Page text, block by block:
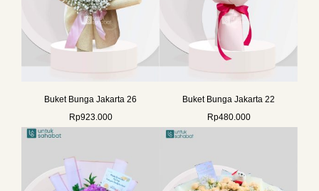
Buket Bunga Jakarta 26
Rp923.000
Buket Bunga Jakarta 22
Rp480.000